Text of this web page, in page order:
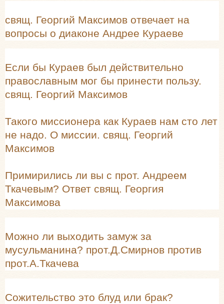
свящ. Георгий Максимов отвечает на
вопросы о диаконе Андрее Кураеве
Если бы Кураев был действительно
православным мог бы принести пользу.
свящ. Георгий Максимов
Такого миссионера как Кураев нам сто лет
не надо. О миссии. свящ. Георгий
Максимов
Примирились ли вы с прот. Андреем
Ткачевым? Ответ свящ. Георгия
Максимова
Можно ли выходить замуж за
мусульманина? прот.Д.Смирнов против
прот.А.Ткачева
Сожительство это блуд или брак?